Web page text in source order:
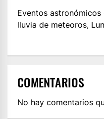
Eventos
lluvia de meteoros,
COMENTARIOS
No hay comentarios